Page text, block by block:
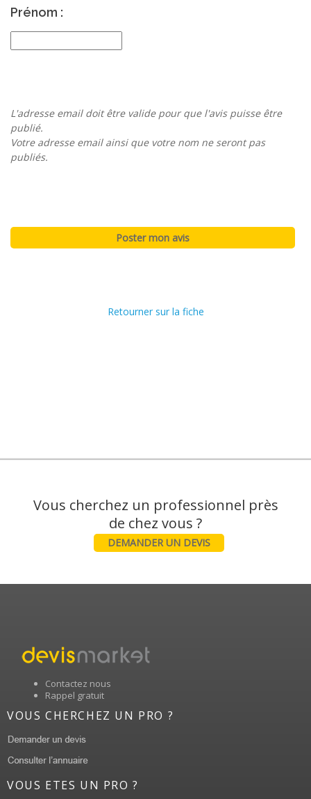
Prénom :
L'adresse email doit être valide pour que l'avis puisse être
publié.
Votre adresse email ainsi que votre nom ne seront pas
publiés.
Retourner sur la fiche
Vous cherchez un professionnel près
DEMANDER UN DEVIS
Contactez nous
Rappel gratuit
VOUS CHERCHEZ UN PRO ?
VOUS ETES UN PRO ?